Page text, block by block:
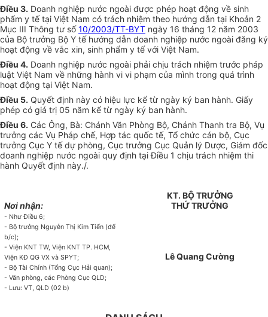
Điều 3. Doanh nghiệp nước ngoài được phép hoạt động về sinh
phẩm y tế tại Việt Nam có trách nhiệm theo hướng dẫn tại Khoản 2
Mục III Thông tư số10/2003/TT-BYT ngày 16 tháng 12 năm 2003
của Bộ trưởng Bộ Y tế hướng dẫn doanh nghiệp nước ngoài đăng ký
hoạt động về vắc xin, sinh phẩm y tế với Việt Nam.
Điều 4. Doanh nghiệp nước ngoài phải chịu trách nhiệm trước pháp
luật Việt Nam về những hành vi vi phạm của mình trong quá trình
hoạt động tại Việt Nam.
Điều 5. Quyết định này có hiệu lực kể từ ngày ký ban hành. Giấy
phép có giá trị 05 năm kể từ ngày ký ban hành.
Điều 6. Các Ông, Bà: Chánh Văn Phòng Bộ, Chánh Thanh tra Bộ, Vụ
trưởng các Vụ Pháp chế, Hợp tác quốc tế, Tổ chức cán bộ, Cục
trưởng Cục Y tế dự phòng, Cục trưởng Cục Quản lý Dược, Giám đốc
doanh nghiệp nước ngoài quy định tại Điều 1 chịu trách nhiệm thi
hành Quyết định này./.
Nơi nhận:
- Như Điều 6;
- Bộ trưởng Nguyễn Thị Kim Tiến (để
b/c);
- Viện KNT TW, Viện KNT TP. HCM,
Viện KĐ QG VX và SPYT;
- Bộ Tài Chính (Tổng Cục Hải quan);
- Văn phòng, các Phòng Cục QLD;
- Lưu: VT, QLD (02 b)
KT. BỘ TRƯỞNG
THỨ TRƯỞNG
Lê Quang Cường